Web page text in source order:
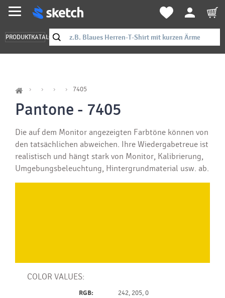
PRODUKTKATALOG
7405
Pantone - 7405
Die auf dem Monitor angezeigten Farbtöne können von
den tatsächlichen abweichen. Ihre Wiedergabetreue ist
realistisch und hängt stark von Monitor, Kalibrierung,
Umgebungsbeleuchtung, Hintergrundmaterial usw. ab.
COLOR VALUES:
RGB:
242, 205, 0